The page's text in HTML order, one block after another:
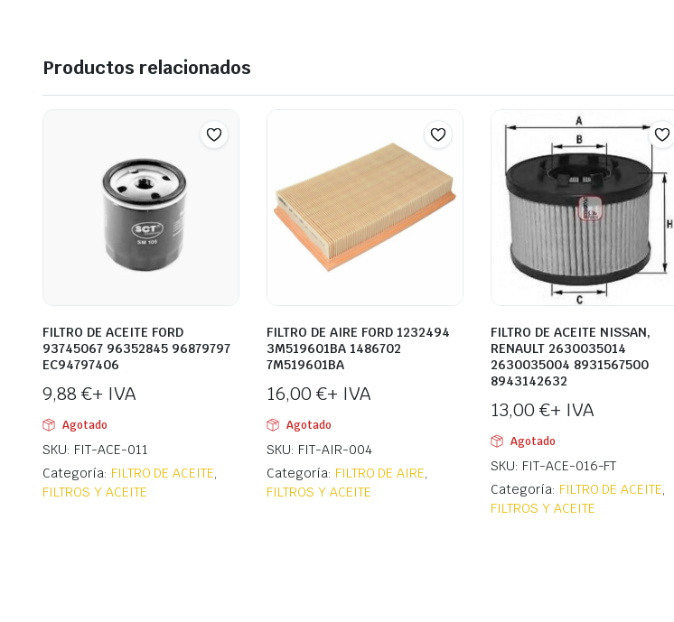
Productos relacionados
FILTRO DE ACEITE FORD
93745067 96352845 96879797
EC94797406
9,88 €+ IVA
Agotado
SKU: FIT-ACE-011
Categoría: FILTRO DE ACEITE,
FILTROS Y ACEITE
FILTRO DE AIRE FORD 1232494
3M519601BA 1486702
7M519601BA
16,00 €+ IVA
Agotado
SKU: FIT-AIR-004
Categoría: FILTRO DE AIRE,
FILTROS Y ACEITE
FILTRO DE ACEITE NISSAN,
RENAULT 2630035014
2630035004 8931567500
8943142632
13,00 €+ IVA
Agotado
SKU: FIT-ACE-016-FT
Categoría: FILTRO DE ACEITE,
FILTROS Y ACEITE